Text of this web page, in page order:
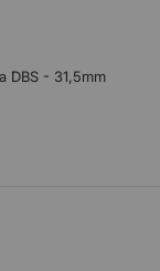
DBS - 31,5mm